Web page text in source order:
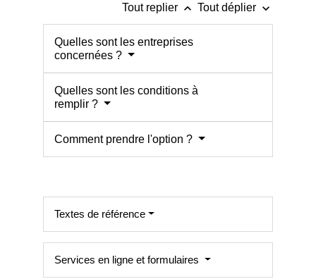
Tout replier keyboard_arrow_up Tout déplier keyboard_arrow_down
Quelles sont les entreprises
concernées ?
Quelles sont les conditions à
remplir ?
Comment prendre l'option ?
Textes de référence
Services en ligne et formulaires